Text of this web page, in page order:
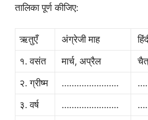
तालिका पूर्ण कीजिए:
ऋतुएँ अंग्रेजी माह
१. वसंत
मार्च, अप्रैल
२. ग्रीष्म
…………………..
३. वर्ष
…………………..